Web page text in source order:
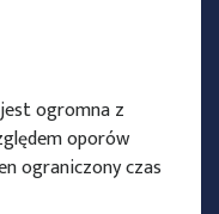
ogromna z
oporów
ograniczony czas